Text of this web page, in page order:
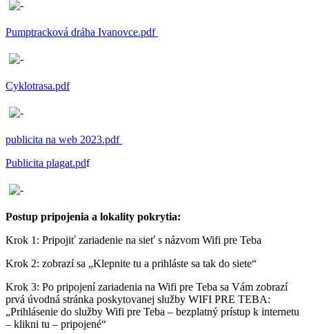
Pumptracková dráha Ivanovce.pdf
Cyklotrasa.pdf
publicita na web 2023.pdf
Publicita plagat.pdf
Postup pripojenia a lokality pokrytia:
Krok 1: Pripojiť zariadenie na sieť s názvom Wifi pre Teba
Krok 2: zobrazí sa „Klepnite tu a prihláste sa tak do siete“
Krok 3: Po pripojení zariadenia na Wifi pre Teba sa Vám zobrazí
prvá úvodná stránka poskytovanej služby WIFI PRE TEBA:
„Prihlásenie do služby Wifi pre Teba – bezplatný prístup k internetu
– klikni tu – pripojené“